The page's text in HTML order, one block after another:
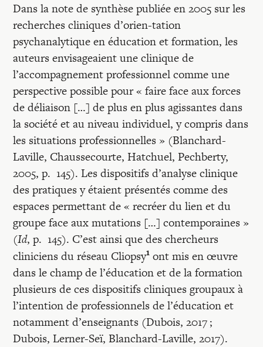
Recherches
Entretiens
Revues
Colloque
Mon panier
Mon compte
Dans la note de synthèse publiée en 2005 sur les
recherches cliniques d’orien-tation
psychanalytique en éducation et formation, les
auteurs envisageaient une clinique de
l’accompagnement professionnel comme une
perspective possible pour « faire face aux forces
de déliaison […] de plus en plus agissantes dans
la société et au niveau individuel, y compris dans
les situations professionnelles » (Blanchard-
Laville, Chaussecourte, Hatchuel, Pechberty,
2005, p. 145). Les dispositifs d’analyse clinique
des pratiques y étaient présentés comme des
espaces permettant de « recréer du lien et du
groupe face aux mutations […] contemporaines »
(Id, p. 145). C’est ainsi que des chercheurs
cliniciens du réseau Cliopsy1ont mis en œuvre
dans le champ de l’éducation et de la formation
plusieurs de ces dispositifs cliniques groupaux à
l’intention de professionnels de l’éducation et
notamment d’enseignants (Dubois, 2017 ;
Dubois, Lerner-Seï, Blanchard-Laville, 2017).